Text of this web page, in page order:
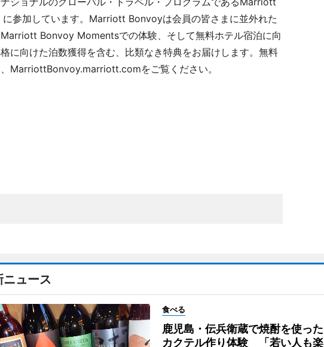
参加しています。Marriott Bonvoyは会員の皆さまに並外れた
Bonvoy Momentsでの体験、そして無料ホテル宿泊に向
に向けた泊数獲得を含む、比類なき特典をお届けします。無料
MarriottBonvoy.marriott.comをご覧ください。
ニュース
食べる
鹿児島・伝兵衛蔵で焼酎を使った
カクテル作り体験 「若い人も楽